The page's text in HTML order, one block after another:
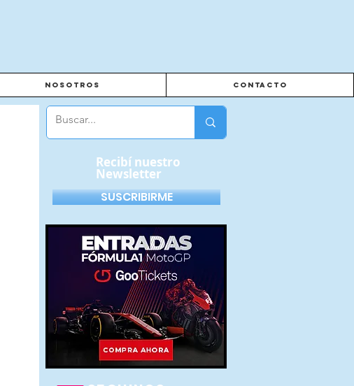
Nosotros Contacto
Recibí nuestro
Newsletter
SUSCRIBIRME